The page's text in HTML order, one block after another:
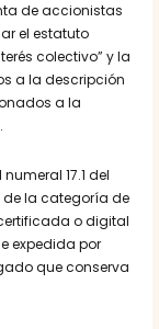
de accionistas
el estatuto
colectivo” y la
a la descripción
a la
17.1 del
de la categoría de
o digital
expedida por
que conserva